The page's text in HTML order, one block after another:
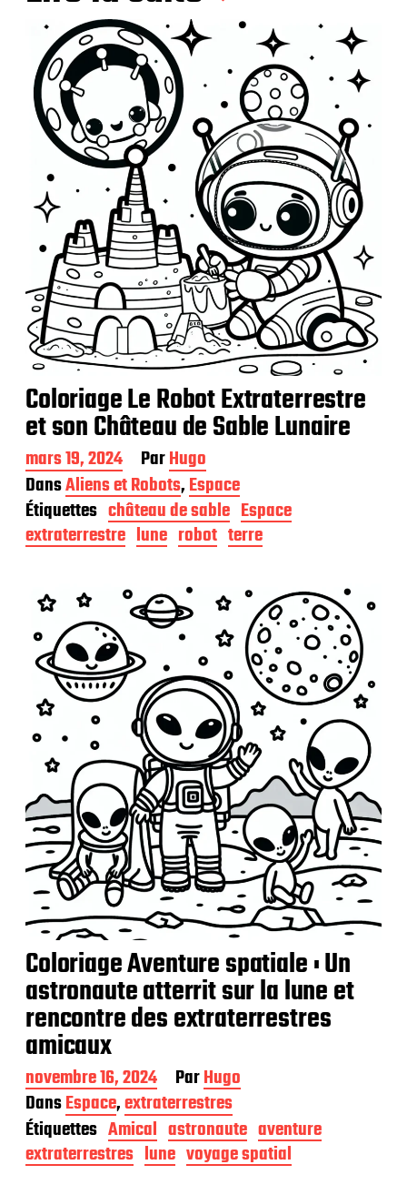
Coloriage Le Robot Extraterrestre
et son Château de Sable Lunaire
D
a
t
e
d
e
o
mars 19, 2024 ParHugo
DansAliens et Robots,Espace
Étiquettes château de sable Espace
extraterrestre lune robot terre
Coloriage Aventure spatiale : Un
astronaute atterrit sur la lune et
rencontre des extraterrestres
amicaux
D
a
t
e
d
e
novembre 16, 2024 ParHugo
DansEspace,extraterrestres
Étiquettes Amical astronaute aventure
extraterrestres lune voyage spatial